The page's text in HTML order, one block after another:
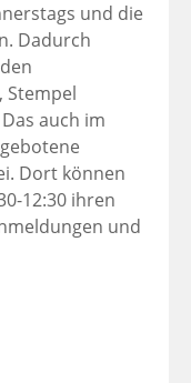
und die
Dadurch
Stempel
auch im
Dort können
12:30 ihren
und